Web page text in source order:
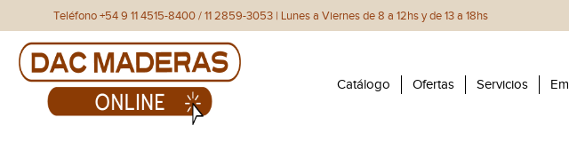
Teléfono +54 9 11 4515-8400 / 11 2859-3053 | Lunes a Viernes de 8 a 12hs y de 13 a 18hs
Catálogo Ofertas Servicios